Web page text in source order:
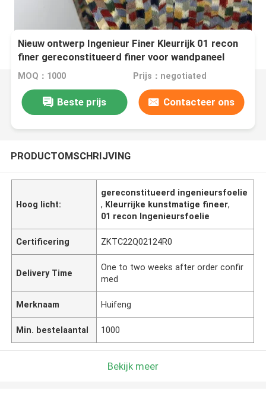
Nieuw ontwerp Ingenieur Finer Kleurrijk 01 recon
finer gereconstitueerd finer voor wandpaneel
MOQ：1000 Prijs：negotiated
Beste prijs Contacteer ons
PRODUCTOMSCHRIJVING
Hoog licht:
gereconstitueerd ingenieursfoelie
, Kleurrijke kunstmatige fineer,
01 recon Ingenieursfoelie
Certificering ZKTC22Q02124R0
Delivery Time
One to two weeks after order confir
med
Merknaam Huifeng
Min. bestelaantal 1000
Bekijk meer